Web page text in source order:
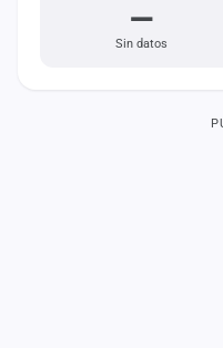
—
Sin datos